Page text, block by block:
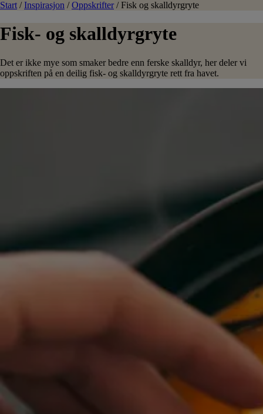
Start / Inspirasjon / Oppskrifter / Fisk og skalldyrgryte
Fisk- og skalldyrgryte
Det er ikke mye som smaker bedre enn ferske skalldyr, her deler vi
oppskriften på en deilig fisk- og skalldyrgryte rett fra havet.